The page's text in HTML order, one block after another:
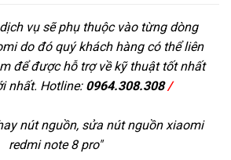
vụ sẽ phụ thuộc vào từng dòng
do đó quý khách hàng có thể liên
để được hỗ trợ về kỹ thuật tốt nhất
nhất. Hotline: 0964.308.308/
nút nguồn, sửa nút nguồn xiaomi
redmi note 8 pro"